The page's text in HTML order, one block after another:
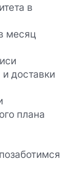
в
месяц
доставки
плана